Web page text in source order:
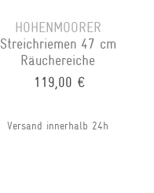
HOHENMOORER
Streichriemen 47 cm
Räuchereiche
119,00 €
Versand innerhalb 24h